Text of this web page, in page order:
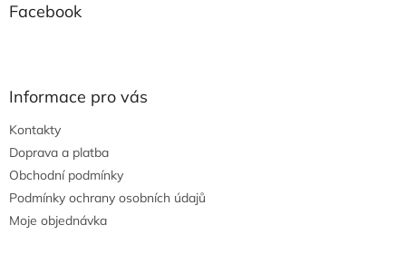
Facebook
Informace pro vás
Kontakty
Doprava a platba
Obchodní podmínky
Podmínky ochrany osobních údajů
Moje objednávka